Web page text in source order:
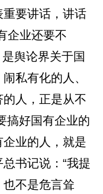
要讲话，讲话
企业还要不
舆论界关于国
私有化的人、
人，正是从不
搞好国有企业的
业的人，就是
书记说：“我提
不是危言耸